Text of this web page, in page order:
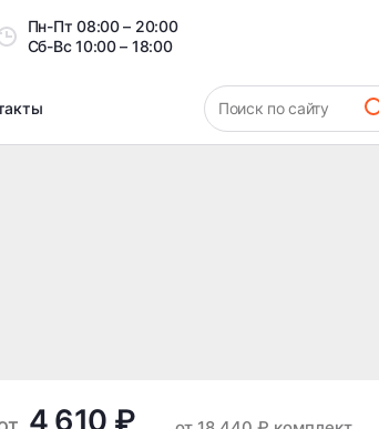
Пн-Пт08:00 – 20:00
Сб-Вс10:00 – 18:00
зимней резины
Поиск по сайту
4 610 ₽